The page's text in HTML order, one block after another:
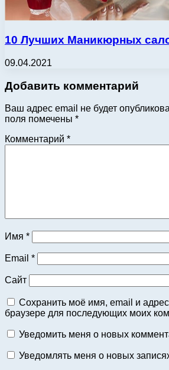
10 Лучших Маникюрных
09.04.2021
Добавить комментарий
Ваш адрес email не будет
поля помечены *
Комментарий *
Имя *
Email *
Сайт
Сохранить моё имя, email и
браузере для последующих моих
Уведомить меня о новых
Уведомлять меня о новых